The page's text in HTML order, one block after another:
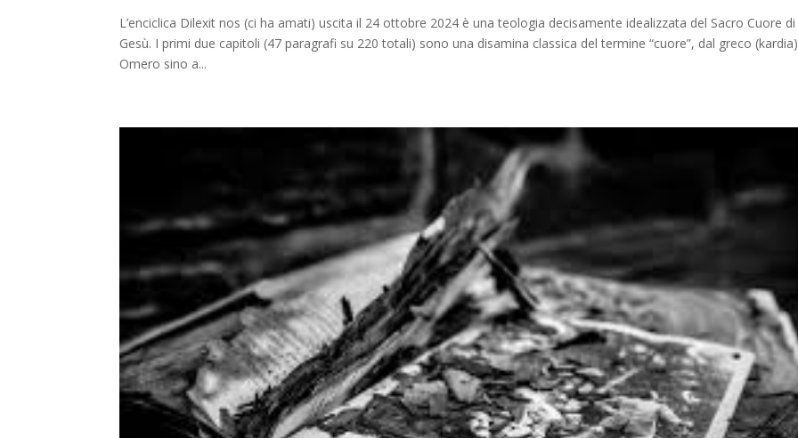
L’enciclica Dilexit nos (ci ha amati) uscita il 24 ottobre 2024 è una teologia decisamente idealizzata del Sacro Cuore di
Gesù. I primi due capitoli (47 paragrafi su 220 totali) sono una disamina classica del termine “cuore”, dal greco
Omero sino a...